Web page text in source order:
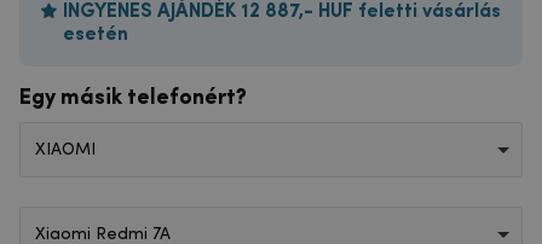
INGYENES AJÁNDÉK 12 887,- HUF feletti vásárlás
esetén
Egy másik telefonért?
XIAOMI
Xiaomi Redmi 7A